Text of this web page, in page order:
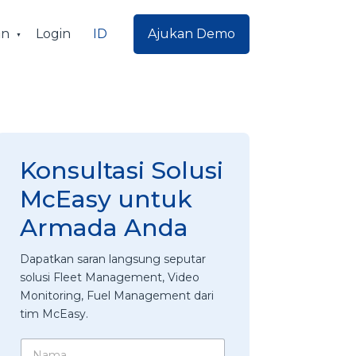
Login ID Ajukan Demo
Konsultasi Solusi
McEasy untuk
Armada Anda
Dapatkan saran langsung seputar
solusi Fleet Management, Video
Monitoring, Fuel Management dari
tim McEasy.
N